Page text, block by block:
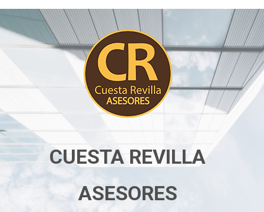
CUESTA REVILLA
ASESORES